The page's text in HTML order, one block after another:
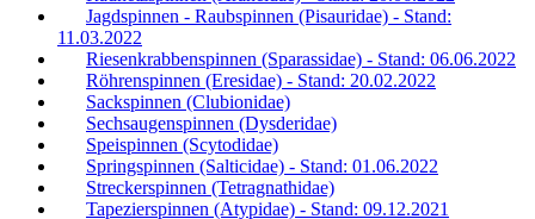
Jagdspinnen - Raubspinnen (Pisauridae) - Stand:
11.03.2022
Riesenkrabbenspinnen (Sparassidae) - Stand: 06.06.2022
Röhrenspinnen (Eresidae) - Stand: 20.02.2022
Sackspinnen (Clubionidae)
Sechsaugenspinnen (Dysderidae)
Speispinnen (Scytodidae)
Springspinnen (Salticidae) - Stand: 01.06.2022
Streckerspinnen (Tetragnathidae)
Tapezierspinnen (Atypidae) - Stand: 09.12.2021